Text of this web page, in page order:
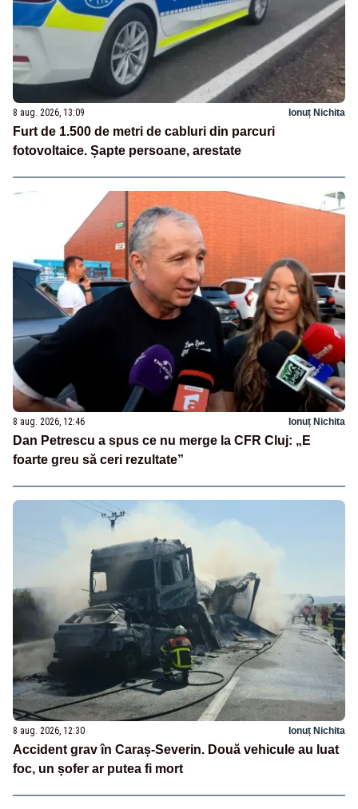
8 aug. 2026, 13:09 Ionuț Nichita
Furt de 1.500 de metri de cabluri din parcuri
fotovoltaice. Șapte persoane, arestate
8 aug. 2026, 12:46 Ionuț Nichita
Dan Petrescu a spus ce nu merge la CFR Cluj: „E
foarte greu să ceri rezultate”
8 aug. 2026, 12:30 Ionuț Nichita
Accident grav în Caraș-Severin. Două vehicule au luat
foc, un șofer ar putea fi mort